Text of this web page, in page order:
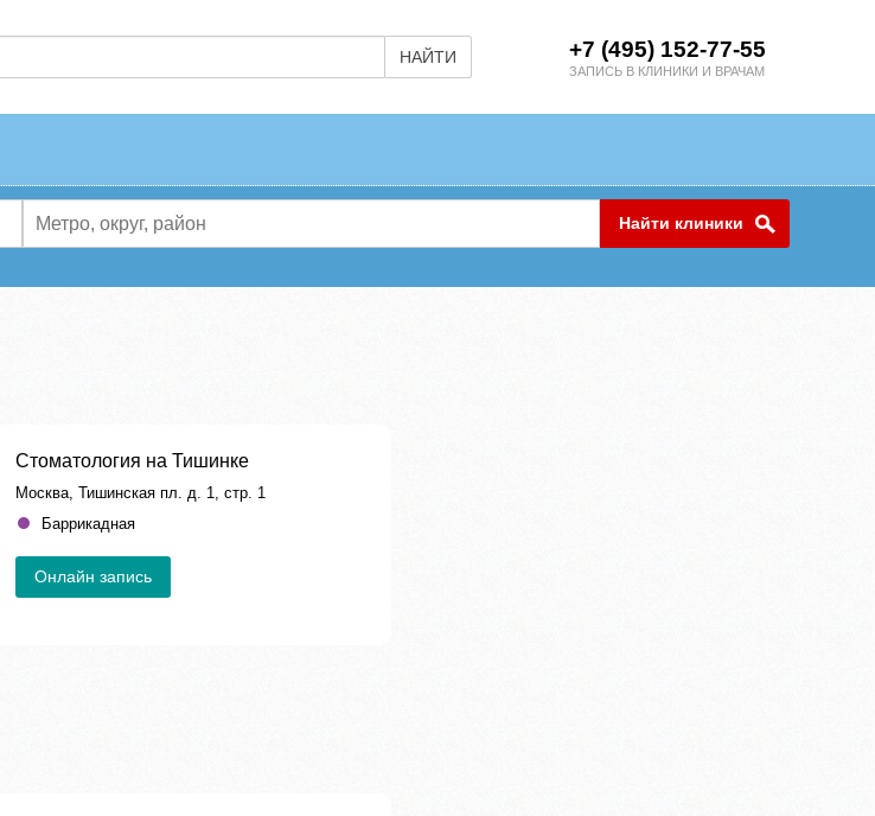
НАЙТИ +7 (495) 152-77-55
ЗАПИСЬ В КЛИНИКИ И ВРАЧАМ
Найти клиники
Стоматология на Тишинке
Москва, Тишинская пл. д. 1, стр. 1
Баррикадная
Онлайн запись